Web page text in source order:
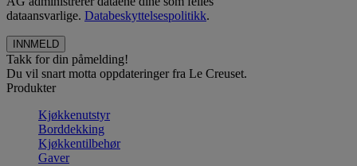
dataansvarlige. Databeskyttelsespolitikk.
Takk for din påmelding!
Du vil snart motta oppdateringer fra Le Creuset.
Produkter
Kjøkkenutstyr
Borddekking
Kjøkkentilbehør
Gaver